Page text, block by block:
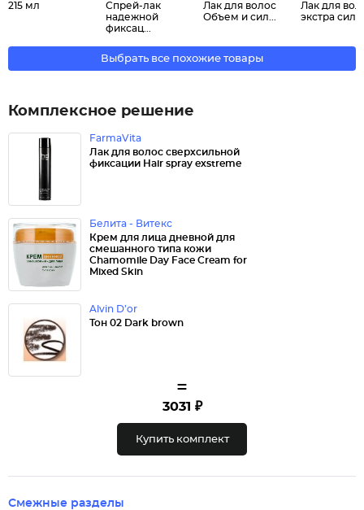
215 мл
Спрей-лак
надежной
фиксац...
Лак для волос
Объем и сил...
Лак для
экстра
Выбрать все похожие товары
Комплексное решение
FarmaVita
Лак для волос сверхсильной
фиксации Hair spray exstreme
Белита - Витекс
Крем для лица дневной для
смешанного типа кожи
Chamomile Day Face Cream for
Mixed Skin
Alvin D’or
Тон 02 Dark brown
=
3031 ₽
Купить комплект
Смежные разделы